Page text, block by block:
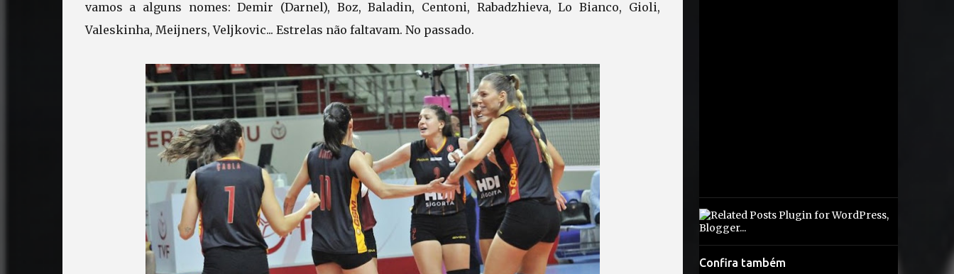
vamos a alguns nomes: Demir (Darnel), Boz, Baladin, Centoni, Rabadzhieva, Lo Bianco, Gioli,
Valeskinha, Meijners, Veljkovic... Estrelas não faltavam. No passado.
Confira também